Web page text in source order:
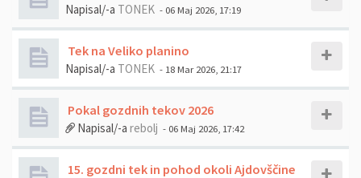
Napisal/-a TONEK - 06 Maj 2026, 17:19
Tek na Veliko planino
Napisal/-a TONEK - 18 Mar 2026, 21:17
Pokal gozdnih tekov 2026
Napisal/-a rebolj - 06 Maj 2026, 17:42
15. gozdni tek in pohod okoli Ajdovščine